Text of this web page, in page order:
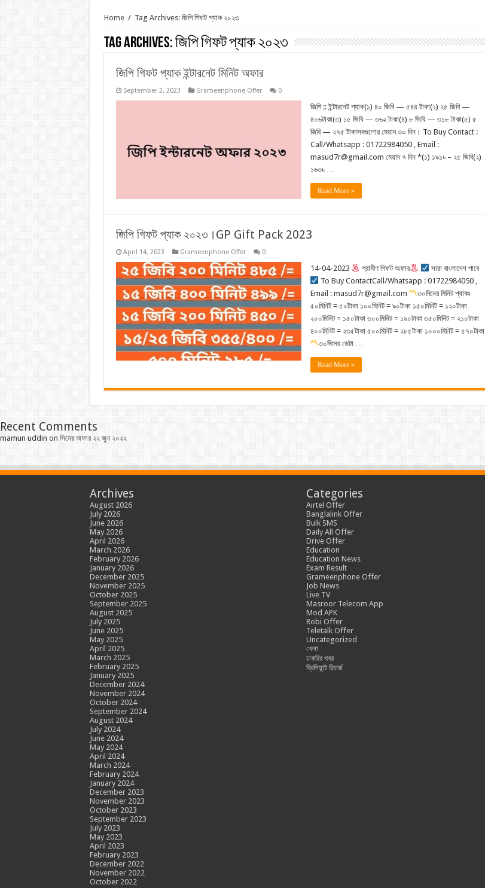
Home / Tag Archives: জিপি গিফট প্যাক ২০২৩
Tag Archives:জিপি গিফট প্যাক ২০২৩
জিপি গিফট প্যাক ইন্টারনেট মিনিট অফার
September 2, 2023 Grameenphone Offer 0
জিপি :: ইন্টারনেট প্যাক(১) ৪০ জিবি — ৫৪৪ টাকা(২) ২৫ জিবি —
৪০৬টাকা(৩) ১৫ জিবি — ৩৬২ টাকা(৪) ৮ জিবি — ৩১৮ টাকা(৫) ৫
জিবি — ২৭৫ টাকাসবগুলোর মেয়াদ ৩০ দিন। To Buy Contact :
Call/Whatsapp : 01722984050 , Email :
masud7r@gmail.com মেয়াদ ৭ দিন *(১) ১৯১৳ – ২৫ জিবি(২)
১৬৩৳ …
Read More »
জিপি গিফট প্যাক ২০২৩।GP Gift Pack 2023
April 14, 2023 Grameenphone Offer 0
14-04-2023 গ্রামীণ গিফট অফার
সারা বাংলাদেশ পাবে
To Buy ContactCall/Whatsapp : 01722984050 ,
Email : masud7r@gmail.com
৩০দিনের মিনিট প্যাকঃ
৫০মিনিট = ৫০টাকা ১০০মিনিট = ৯০টাকা ১৫০মিনিট = ১২০টাকা
২০০মিনিট = ১৫০টাকা ৩০০মিনিট = ১৯০টাকা ৩৫০মিনিট = ২১০টাকা
৪০০মিনিট = ২৩৫টাকা ৫০০মিনিট = ২৮৫টাকা ১০০০মিনিট = ৫৭০টাকা
৩০দিনের ডেটা …
Read More »
Recent Comments
mamun uddin on সিমের অফার ২২ জুন ২০২২
Archives
August 2026
July 2026
June 2026
May 2026
April 2026
March 2026
February 2026
January 2026
December 2025
November 2025
October 2025
September 2025
August 2025
July 2025
June 2025
May 2025
April 2025
March 2025
February 2025
January 2025
December 2024
November 2024
October 2024
September 2024
August 2024
July 2024
June 2024
May 2024
April 2024
March 2024
February 2024
January 2024
December 2023
November 2023
October 2023
September 2023
July 2023
May 2023
April 2023
February 2023
December 2022
November 2022
October 2022
Categories
Airtel Offer
Banglalink Offer
Bulk SMS
Daily All Offer
Drive Offer
Education
Education News
Exam Result
Grameenphone Offer
Job News
Live TV
Masroor Telecom App
Mod APK
Robi Offer
Teletalk Offer
Uncategorized
খেলা
চাকরির খবর
ব্রিলিয়ান্ট রিচার্জ